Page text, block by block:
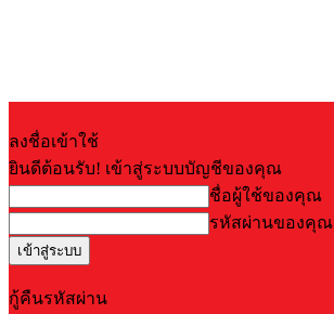
ลงชื่อเข้าใช้
ยินดีต้อนรับ! เข้าสู่ระบบบัญชีของคุณ
ชื่อผู้ใช้ของคุณ
รหัสผ่านของคุณ
กู้คืนรหัสผ่าน